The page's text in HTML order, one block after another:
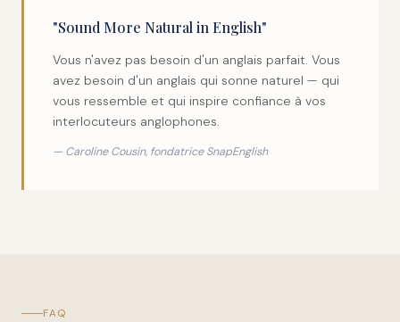
"Sound More Natural in English"
Vous n'avez pas besoin d'un anglais parfait. Vous
avez besoin d'un anglais qui sonne naturel — qui
vous ressemble et qui inspire confiance à vos
interlocuteurs anglophones.
— Caroline Cousin, fondatrice SnapEnglish
FAQ